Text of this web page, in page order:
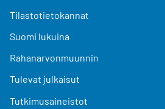
Tilastotietokannat
Suomi lukuina
Rahanarvonmuunnin
Tulevat julkaisut
Tutkimusaineistot